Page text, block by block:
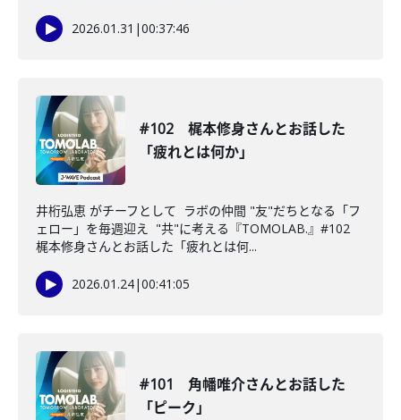
2026.01.31 |00:37:46
#102 梶本修身さんとお話した
「疲れとは何か」
井桁弘恵 がチーフとして ラボの仲間 "友"だちとなる「フ
ェロー」を毎週迎え "共"に考える『TOMOLAB.』#102
梶本修身さんとお話した「疲れとは何...
2026.01.24|00:41:05
#101 角幡唯介さんとお話した
「ピーク」